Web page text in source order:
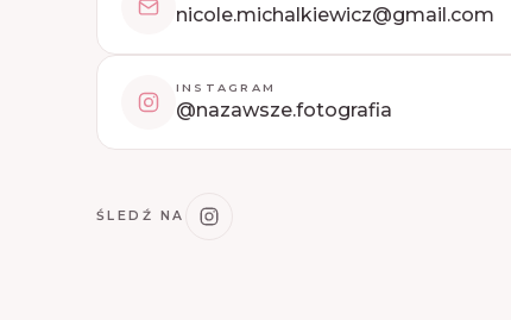
nicole.michalkiewicz@gmail.com
INSTAGRAM
@nazawsze.fotografia
ŚLEDŹ NA